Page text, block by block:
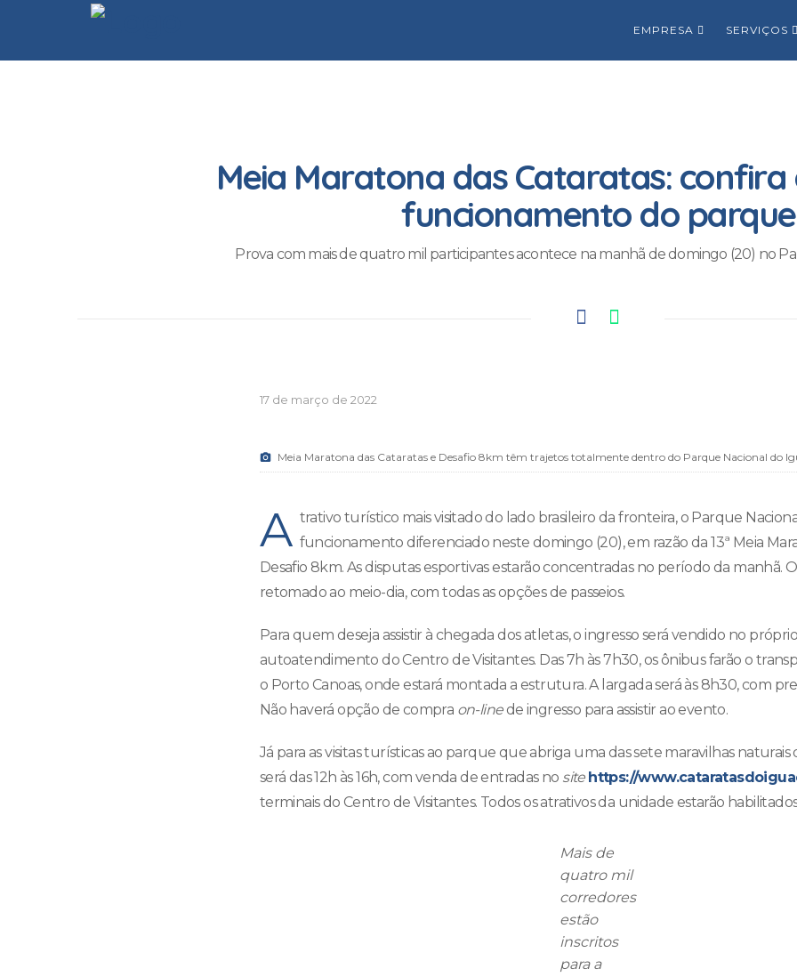
EMPRESA SERVIÇOS
Meia Maratona das Cataratas: confira
funcionamento do parque
Prova com mais de quatro mil participantes acontece na manhã de domingo (20) no
17 de março de 2022
Meia Maratona das Cataratas e Desafio 8km têm trajetos totalmente dentro do Parque Nacional do
A trativo turístico mais visitado do lado brasileiro da fronteira, o Parque
funcionamento diferenciado neste domingo (20), em razão da 13ª Meia
Desafio 8km. As disputas esportivas estarão concentradas no período da manhã.
retomado ao meio-dia, com todas as opções de passeios.
Para quem deseja assistir à chegada dos atletas, o ingresso será vendido no
autoatendimento do Centro de Visitantes. Das 7h às 7h30, os ônibus farão o
o Porto Canoas, onde estará montada a estrutura. A largada será às 8h30, com
Não haverá opção de compra on-linede ingresso para assistir ao evento.
Já para as visitas turísticas ao parque que abriga uma das sete maravilhas
será das 12h às 16h, com venda de entradas no site https://
terminais do Centro de Visitantes. Todos os atrativos da unidade estarão
Mais de
quatro mil
corredores
estão
inscritos
para a